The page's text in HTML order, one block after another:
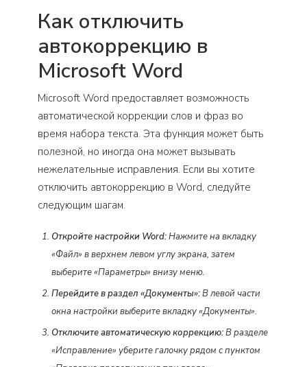
Как отключить
автокоррекцию в
Microsoft Word
Microsoft Word предоставляет возможность
автоматической коррекции слов и фраз во
время набора текста. Эта функция может быть
полезной, но иногда она может вызывать
нежелательные исправления. Если вы хотите
отключить автокоррекцию в Word, следуйте
следующим шагам.
Откройте настройки Word:Нажмите на вкладку
«Файл» в верхнем левом углу экрана, затем
выберите «Параметры» внизу меню.
Перейдите в раздел «Документы»:В левой части
окна настройки выберите вкладку «Документы».
Отключите автоматическую коррекцию:В разделе
«Исправление» уберите галочку рядом с пунктом